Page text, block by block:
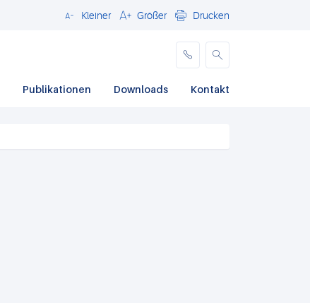
Schließen
Kleiner Größer Drucken
Publikationen Downloads Kontakt